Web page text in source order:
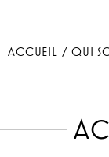
ACCUEIL / QUI